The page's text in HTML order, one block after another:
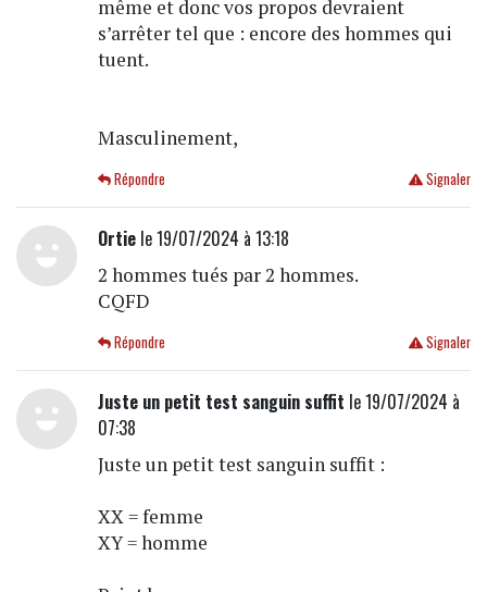
même et donc vos propos devraient
s’arrêter tel que : encore des hommes qui
tuent.
Masculinement,
Signaler
Répondre
Ortiele 19/07/2024 à 13:18
2 hommes tués par 2 hommes.
CQFD
Signaler
Répondre
Juste un petit test sanguin suffit le 19/07/2024 à
07:38
Juste un petit test sanguin suffit :
XX = femme
XY = homme